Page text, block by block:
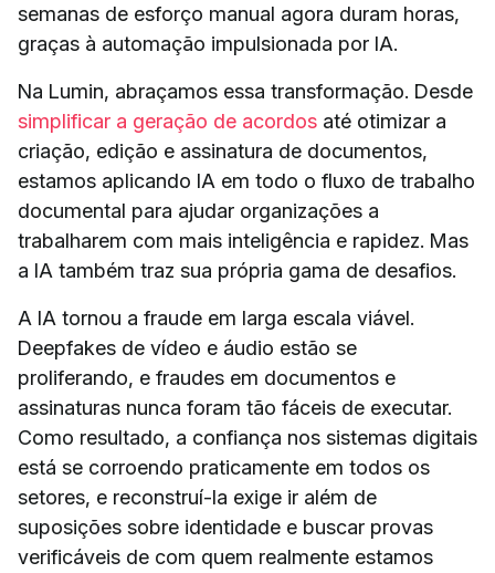
semanas de esforço manual agora duram horas,
graças à automação impulsionada por IA.
Na Lumin, abraçamos essa transformação. Desde
simplificar a geração de acordos até otimizar a
criação, edição e assinatura de documentos,
estamos aplicando IA em todo o fluxo de trabalho
documental para ajudar organizações a
trabalharem com mais inteligência e rapidez. Mas
a IA também traz sua própria gama de desafios.
A IA tornou a fraude em larga escala viável.
Deepfakes de vídeo e áudio estão se
proliferando, e fraudes em documentos e
assinaturas nunca foram tão fáceis de executar.
Como resultado, a confiança nos sistemas digitais
está se corroendo praticamente em todos os
setores, e reconstruí-la exige ir além de
suposições sobre identidade e buscar provas
verificáveis de com quem realmente estamos